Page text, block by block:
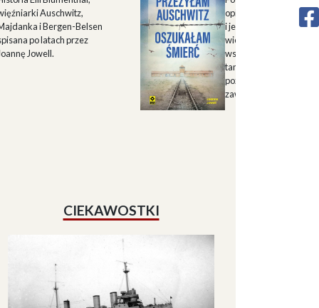
Auschwitz,
i Bergen-Belsen
po latach przez
Jowell.
opisu historii Górnego
i jego mieszkańców w
wieku oraz zapisu
wspomnień
tamtych terenów, które
pozwalają lepiej
zawiłe koleje losu
CIEKAWOSTKI